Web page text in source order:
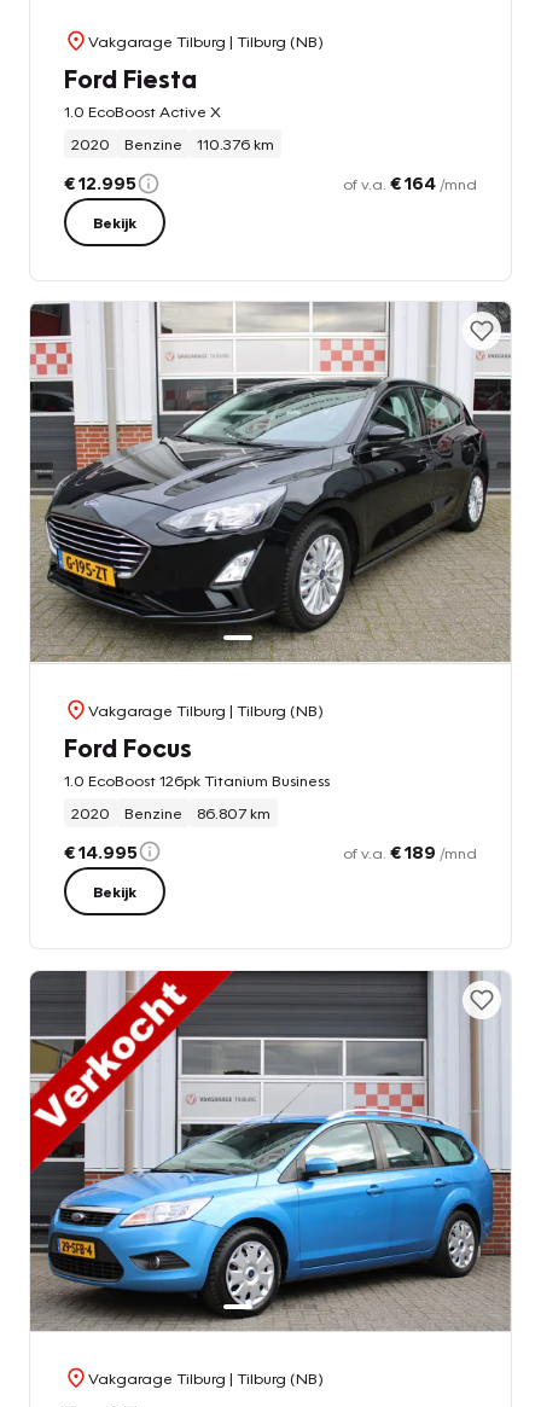
Vakgarage Tilburg | Tilburg (NB)
Ford Fiesta
1.0 EcoBoost Active X
2020
Benzine 110.376 km
€ 12.995 of v.a. € 164 /mnd
Bekijk
Vakgarage Tilburg | Tilburg (NB)
Ford Focus
1.0 EcoBoost 126pk Titanium Business
2020
Benzine 86.807 km
€ 14.995 of v.a. € 189 /mnd
Bekijk
Vakgarage Tilburg | Tilburg (NB)